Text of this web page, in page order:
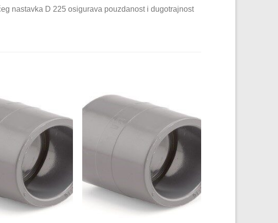
nastavka D 225 osigurava pouzdanost i dugotrajnost